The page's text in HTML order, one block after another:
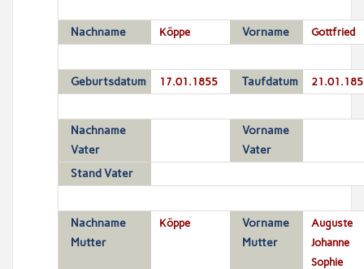
Nachname Köppe Vorname Gottfried
Geburtsdatum 17.01.1855 Taufdatum
Nachname
Vater
Vorname
Vater
Stand Vater
Nachname
Mutter
Köppe
Vorname
Mutter
Auguste
Johanne
Sophie